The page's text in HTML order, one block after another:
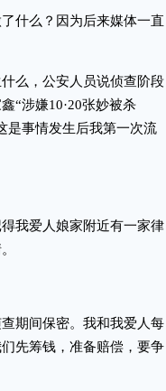
什么？因为后来媒体一直
么，公安人员说侦查阶段
“涉嫌10·20张妙被杀
是事情发生后我第一次流
我爱人娘家附近有一家律
期间保密。我和我爱人每
先筹钱，准备赔偿，要争